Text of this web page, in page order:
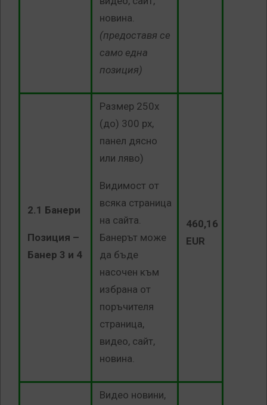
новина.
(предоставя се
само една
позиция)
2.1 Банери
Позиция –
Банер 3 и 4
Размер 250х
(до) 300 рх,
панел дясно
или ляво)
Видимост от
всяка страница
на сайта.
Банерът може
да бъде
насочен към
избрана от
поръчителя
страница,
видео, сайт,
новина.
460,16
EUR
Видео новини,